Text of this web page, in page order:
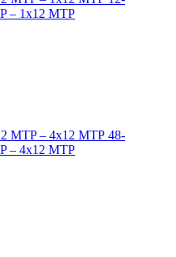
– 1x12 MTP
48-
– 4x12 MTP